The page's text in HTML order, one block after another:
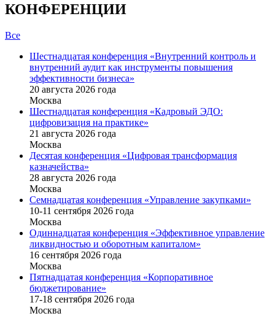
КОНФЕРЕНЦИИ
Все
Шестнадцатая конференция «Внутренний контроль и
внутренний аудит как инструменты повышения
эффективности бизнеса»
20 августа 2026 года
Москва
Шестнадцатая конференция «Кадровый ЭДО:
цифровизация на практике»
21 августа 2026 года
Москва
Десятая конференция «Цифровая трансформация
казначейства»
28 августа 2026 года
Москва
Семнадцатая конференция «Управление закупками»
10-11 сентября 2026 года
Москва
Одиннадцатая конференция «Эффективное управление
ликвидностью и оборотным капиталом»
16 cентября 2026 года
Москва
Пятнадцатая конференция «Корпоративное
бюджетирование»
17-18 сентября 2026 года
Москва